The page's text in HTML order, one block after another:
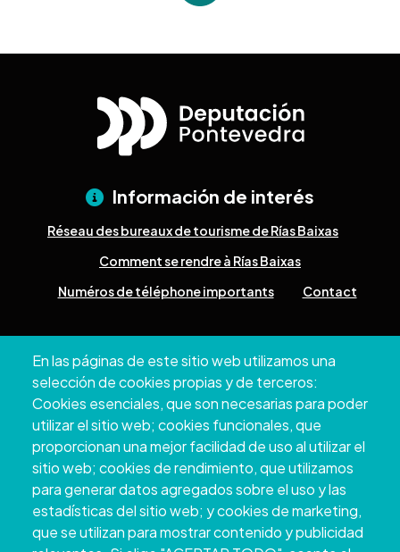
En las páginas de este sitio web utilizamos una
selección de cookies propias y de terceros:
Cookies esenciales, que son necesarias para poder
utilizar el sitio web; cookies funcionales, que
proporcionan una mejor facilidad de uso al utilizar el
sitio web; cookies de rendimiento, que utilizamos
para generar datos agregados sobre el uso y las
estadísticas del sitio web; y cookies de marketing,
que se utilizan para mostrar contenido y publicidad
Información de interés
Réseau des bureaux de tourisme de Rías Baixas
Comment se rendre à Rías Baixas
Numéros de téléphone importants
Contact
Pontevedra
+34 986 804 100 | +34 986 804 124